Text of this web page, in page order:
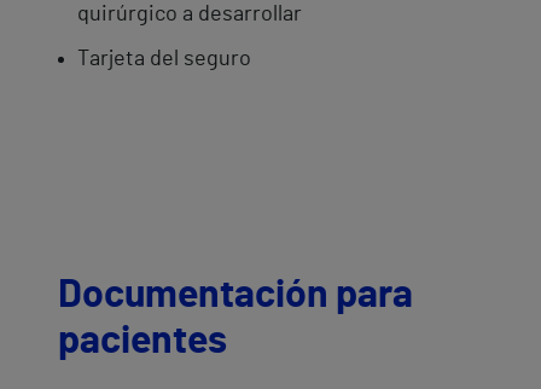
quirúrgico a desarrollar
Tarjeta del seguro
Documentación para
pacientes